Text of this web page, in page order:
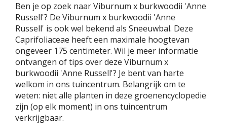
Ben je op zoek naar Viburnum x burkwoodii 'Anne
Russell'? De Viburnum x burkwoodii 'Anne
Russell' is ook wel bekend als Sneeuwbal. Deze
Caprifoliaceae heeft een maximale hoogtevan
ongeveer 175 centimeter. Wil je meer informatie
ontvangen of tips over deze Viburnum x
burkwoodii 'Anne Russell'? Je bent van harte
welkom in ons tuincentrum. Belangrijk om te
weten: niet alle planten in deze groenencyclopedie
zijn (op elk moment) in ons tuincentrum
verkrijgbaar.